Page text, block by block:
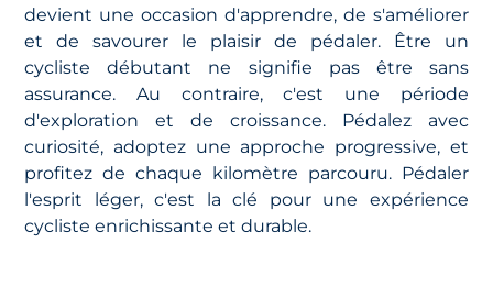
devient une occasion d'apprendre, de s'améliorer
et de savourer le plaisir de pédaler. Être un
cycliste débutant ne signifie pas être sans
assurance. Au contraire, c'est une période
d'exploration et de croissance. Pédalez avec
curiosité, adoptez une approche progressive, et
profitez de chaque kilomètre parcouru. Pédaler
l'esprit léger, c'est la clé pour une expérience
cycliste enrichissante et durable.